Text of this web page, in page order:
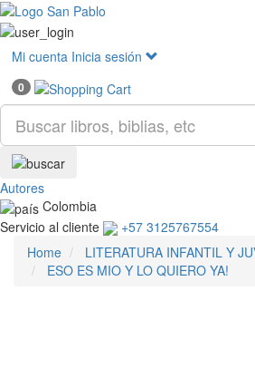
Mi cuenta Inicia sesión
0
Autores
Colombia
Servicio al cliente
+57 3125767554
Home
LITERATURA INFANTIL Y
ESO ES MIO Y LO QUIERO YA!